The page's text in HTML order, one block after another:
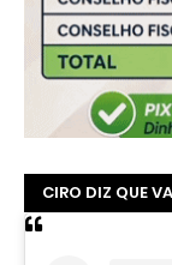
CIRO DIZ QUE